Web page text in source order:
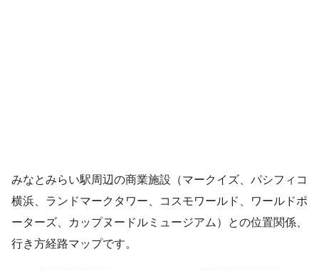
みなとみらい駅周辺の商業施設（マークイズ、パシフィコ
横浜、ランドマークタワー、コスモワールド、ワールドポ
ーターズ、カップヌードルミュージアム）との位置関係、
行き方経路マップです。